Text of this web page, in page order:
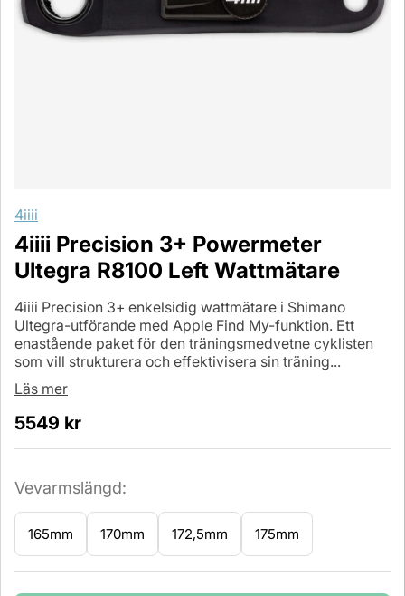
4iiii
4iiii Precision 3+ Powermeter
Ultegra R8100 Left Wattmätare
4iiii Precision 3+ enkelsidig wattmätare i Shimano
Ultegra-utförande med Apple Find My-funktion. Ett
enastående paket för den träningsmedvetne cyklisten
som vill strukturera och effektivisera sin träning...
Läs mer
5549 kr
Vevarmslängd:
165mm 170mm 172,5mm 175mm